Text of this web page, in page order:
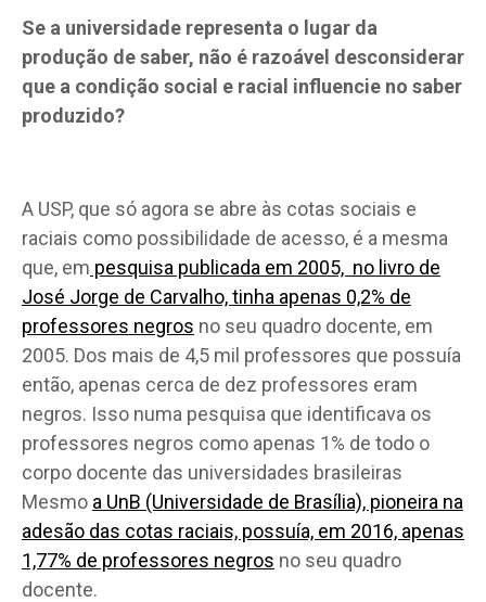
Se a universidade representa o lugar da
produção de saber, não é razoável desconsiderar
que a condição social e racial influencie no saber
produzido?
A USP, que só agora se abre às cotas sociais e
raciais como possibilidade de acesso, é a mesma
que, em pesquisa publicada em 2005, no livro de
José Jorge de Carvalho, tinha apenas 0,2% de
professores negros no seu quadro docente, em
2005. Dos mais de 4,5 mil professores que possuía
então, apenas cerca de dez professores eram
negros. Isso numa pesquisa que identificava os
professores negros como apenas 1% de todo o
corpo docente das universidades brasileiras
Mesmo a UnB (Universidade de Brasília), pioneira na
adesão das cotas raciais, possuía, em 2016, apenas
1,77% de professores negros no seu quadro
docente.